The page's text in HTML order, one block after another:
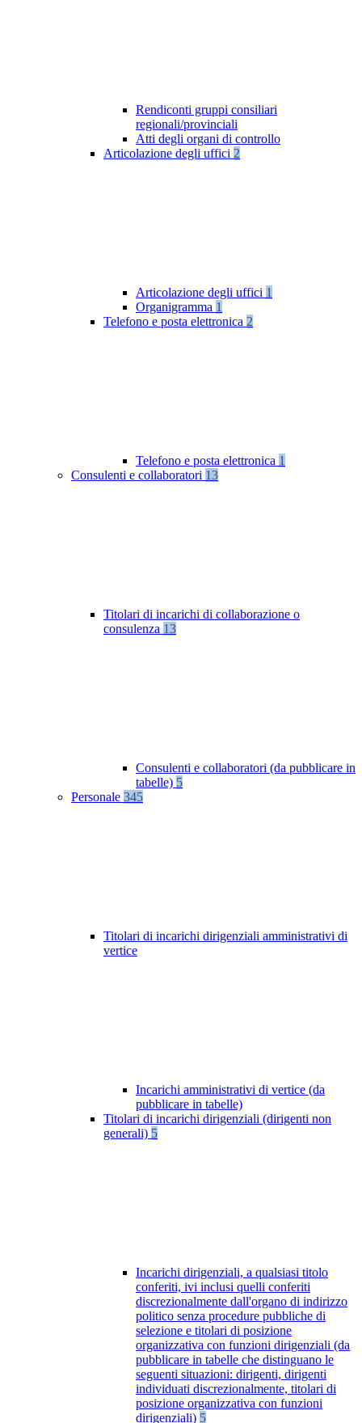
Rendiconti gruppi consiliari
regionali/provinciali
Atti degli organi di controllo
Articolazione degli uffici 2
Articolazione degli uffici 1
Organigramma 1
Telefono e posta elettronica 2
Telefono e posta elettronica 1
Consulenti e collaboratori 13
Titolari di incarichi di collaborazione o
consulenza 13
Consulenti e collaboratori (da pubblicare in
tabelle) 5
Personale 345
Titolari di incarichi dirigenziali amministrativi di
vertice
Incarichi amministrativi di vertice (da
pubblicare in tabelle)
Titolari di incarichi dirigenziali (dirigenti non
generali) 5
Incarichi dirigenziali, a qualsiasi titolo
conferiti, ivi inclusi quelli conferiti
discrezionalmente dall'organo di indirizzo
politico senza procedure pubbliche di
selezione e titolari di posizione
organizzativa con funzioni dirigenziali (da
pubblicare in tabelle che distinguano le
seguenti situazioni: dirigenti, dirigenti
individuati discrezionalmente, titolari di
posizione organizzativa con funzioni
dirigenziali) 5